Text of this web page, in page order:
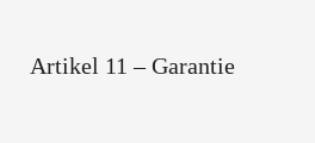
Artikel 11 – Garantie